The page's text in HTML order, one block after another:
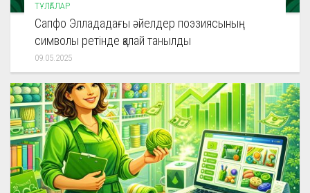
ТҰЛҒАЛАР
Сапфо Эллададағы әйелдер поэзиясының
символы ретінде қалай танылды
09.05.2025